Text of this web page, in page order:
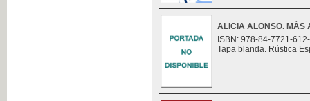
ALICIA ALONSO. MÁS
ISBN: 978-84-7721-
Tapa blanda. Rústica